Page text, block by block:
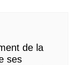
de la
ses